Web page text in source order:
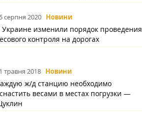
серпня 2020 Новини
Украине изменили порядок проведения
контроля на дорогах
травня 2018 Новини
ж/д станцию необходимо
весами в местах погрузки —